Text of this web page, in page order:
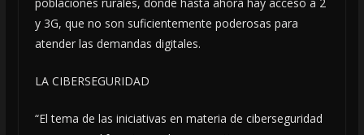
y 3G, que no son suficientemente poderosas para
atender las demandas digitales.
LA CIBERSEGURIDAD
“El tema de las iniciativas en materia de ciberseguridad